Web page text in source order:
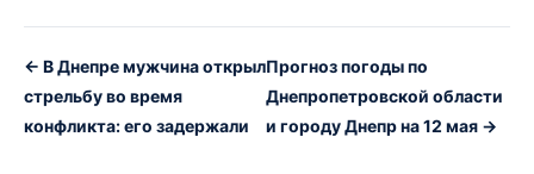
← В Днепре мужчина открыл
стрельбу во время
конфликта: его задержали
Прогноз погоды по
Днепропетровской области
и городу Днепр на 12 мая →